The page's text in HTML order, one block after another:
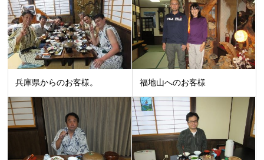
兵庫県からのお客様。 福地山へのお客様